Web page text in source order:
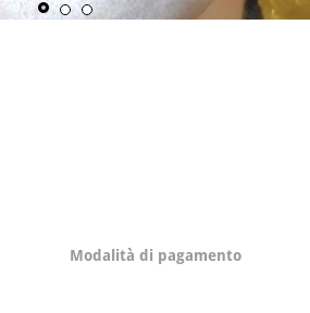
Modalità di pagamento